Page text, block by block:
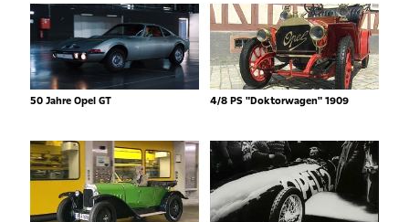
50 Jahre Opel GT 4/8 PS "Doktorwagen" 1909